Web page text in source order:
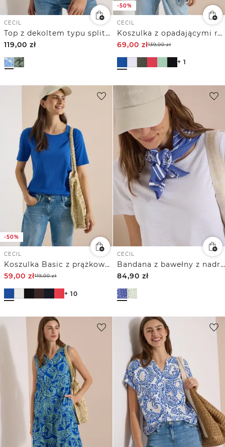
CECIL
Top z dekoltem typu split neck i dwukolorowym wzorem
119,00 zł
-50%
CECIL
Koszulka z opadającymi ramionami i wycięciem
69,00 zł139,00zł
+ 1
-50%
CECIL
Koszulka Basic z prążkowaną strukturą w prążki
59,00 zł119,00zł
+ 10
CECIL
Bandana z bawełny z nadrukiem
84,90 zł